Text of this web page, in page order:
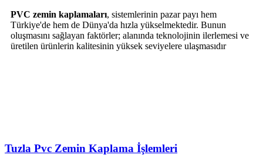
PVC zemin kaplamaları, sistemlerinin pazar payı hem
Türkiye'de hem de Dünya'da hızla yükselmektedir. Bunun
oluşmasını sağlayan faktörler; alanında teknolojinin ilerlemesi ve
üretilen ürünlerin kalitesinin yüksek seviyelere ulaşmasıdır
Tuzla Pvc Zemin Kaplama İşlemleri